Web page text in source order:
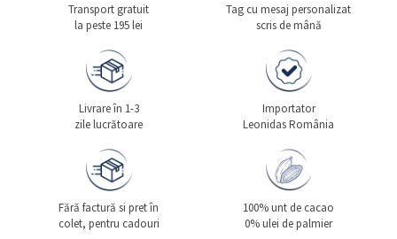
Transport gratuit
la peste 195 lei
Tag cu mesaj personalizat
scris de mână
Livrare în 1-3
zile lucrătoare
Importator
Leonidas România
Fără factură si pret în
colet, pentru cadouri
100% unt de cacao
0% ulei de palmier